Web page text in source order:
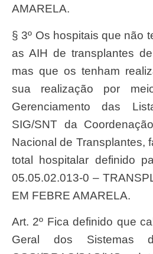
AMARELA.
§ 3º Os hospitais que não
as AIH de transplantes
mas que os tenham
sua realização por
Gerenciamento das
SIG/SNT da
Nacional de Transplantes,
total hospitalar definido
05.05.02.013-0 –
EM FEBRE AMARELA.
Art. 2º Fica definido que cabe à Coordenação-
Geral dos Sistemas